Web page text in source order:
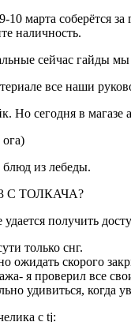
10 марта соберётся
наличность.
сейчас гайды
все наши
Но сегодня в магазе
блюд из лебеды.
С ТОЛКАЧА?
получить
только снг.
ожидать скорого
я проверил все
удивиться,
с tj: